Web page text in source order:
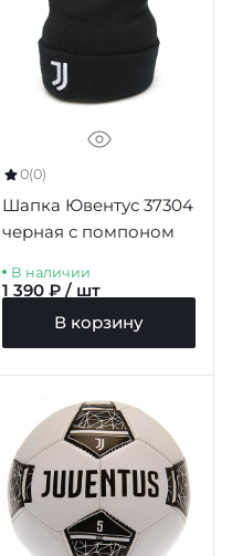
0(0)
Шапка Ювентус 37304
черная с помпоном
В наличии
1 390 ₽ / шт
В корзину